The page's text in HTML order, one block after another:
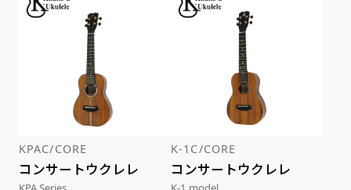
KPAC/CORE
コンサートウクレレ
K-1C/CORE
コンサートウクレレ